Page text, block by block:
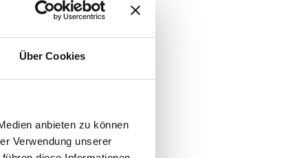
Über Cookies
anbieten zu können
Verwendung unserer